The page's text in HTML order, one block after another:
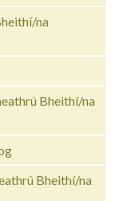
na
Bheithí/na
Bheithí/na